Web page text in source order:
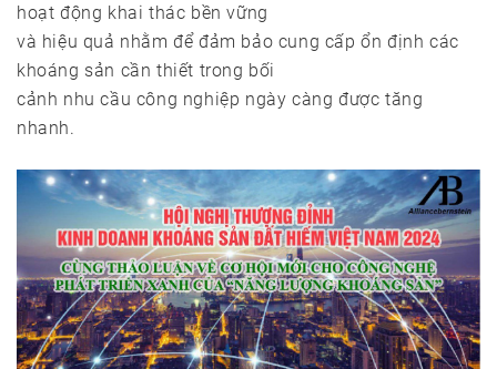
hoạt động khai thác bền vững
và hiệu quả nhằm để đảm bảo cung cấp ổn định các
khoáng sản cần thiết trong bối
cảnh nhu cầu công nghiệp ngày càng được tăng
nhanh.